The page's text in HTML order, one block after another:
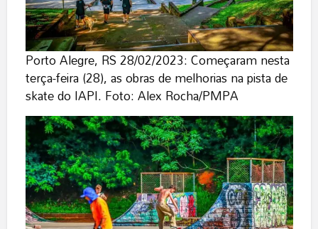
Porto Alegre, RS 28/02/2023: Começaram nesta
terça-feira (28), as obras de melhorias na pista de
skate do IAPI. Foto: Alex Rocha/PMPA